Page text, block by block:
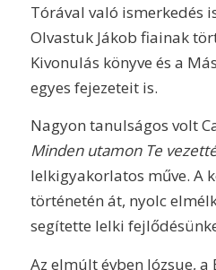
Tórával való ismerkedés
Olvastuk Jákob fiainak
Kivonulás könyve és a
egyes fejezeteit is.
Nagyon tanulságos volt
Minden utamon Te
lelkigyakorlatos műve. A
történetén át, nyolc
segítette lelki
Az elmúlt évben Józsue,